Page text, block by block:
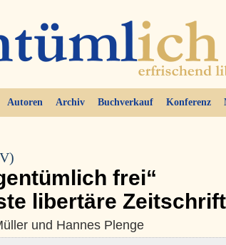
Autoren Archiv Buchverkauf Konferenz
frei“
libertäre Zeitschrift
und Hannes Plenge